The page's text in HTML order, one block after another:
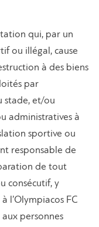
qui, par un
ou illégal, cause
à des biens
par
stade, et/ou
administratives à
sportive ou
responsable de
de tout
consécutif, y
l’Olympiacos FC
personnes